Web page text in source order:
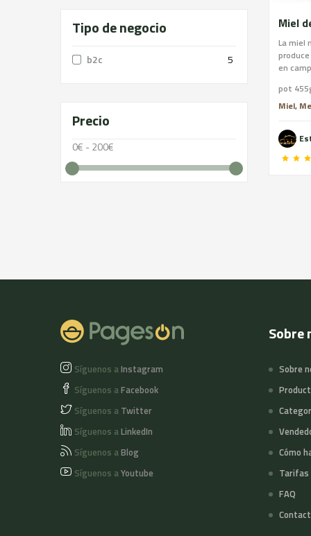
Miel
La miel
en
de Mil
pot
Miel,
Tipo de negocio
b2c 5
Precio
0€ - 200€
Síguenos aInstagram
Síguenos aFacebook
Síguenos a Twitter
Síguenos aLinkedIn
Síguenos aBlog
Síguenos aYoutube
Sobre
Sobre
Cómo
Tarifas
FAQ